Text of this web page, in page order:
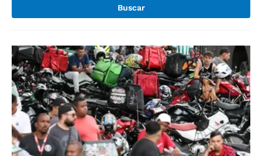
Buscar